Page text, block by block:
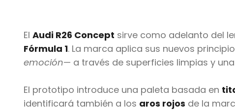
El Audi R26 Concept sirve como adelanto del
Fórmula 1. La marca aplica sus nuevos
emoción— a través de superficies limpias y
El prototipo introduce una paleta basada en
identificará también a los aros rojos de la